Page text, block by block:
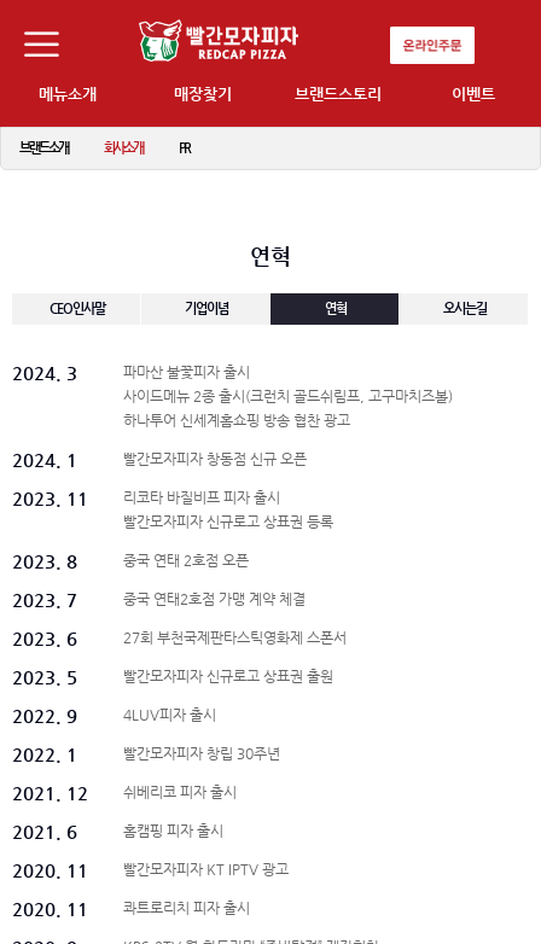
메뉴소개 매장찾기 브랜드스토리
브랜드소개 회사소개 PR
이벤트
연혁
CEO인사말 기업이념 연혁 오시는길
2024. 3
파마산 불꽃피자 출시
사이드메뉴 2종 출시(크런치 골드쉬림프, 고구마치즈볼)
하나투어 신세계홈쇼핑 방송 협찬 광고
2024. 1 빨간모자피자 창동점 신규 오픈
2023. 11
리코타 바질비프 피자 출시
빨간모자피자 신규로고 상표권 등록
2023. 8 중국 연태 2호점 오픈
2023. 7 중국 연태2호점 가맹 계약 체결
2023. 6 27회 부천국제판타스틱영화제 스폰서
2023. 5 빨간모자피자 신규로고 상표권 출원
2022. 9 4LUV피자 출시
2022. 1 빨간모자피자 창립 30주년
2021. 12 쉬베리코 피자 출시
2021. 6 홈캠핑 피자 출시
2020. 11 빨간모자피자 KT IPTV 광고
2020. 11 콰트로리치 피자 출시